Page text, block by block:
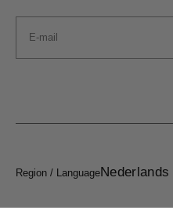
Email
Region / Language Nederlands